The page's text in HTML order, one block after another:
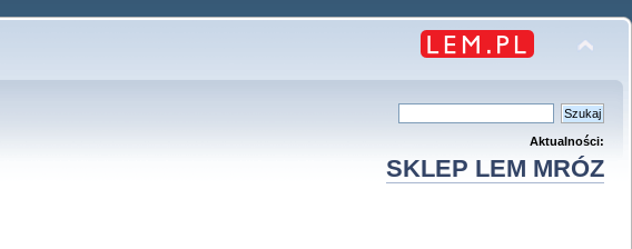
Aktualności:
SKLEP LEM MRÓZ